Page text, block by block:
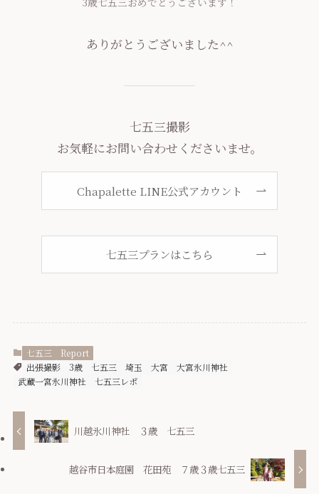
ありがとうございました^^
七五三撮影
お気軽にお問い合わせくださいませ。
Chapalette LINE公式アカウント
七五三プランはこちら
七五三
Report
出張撮影
3歳 七五三 埼玉 大宮
大宮氷川神社
武蔵一宮氷川神社
七五三レポ
川越氷川神社 ３歳 七五三
越谷市日本庭園 花田苑 ７歳３歳七五三